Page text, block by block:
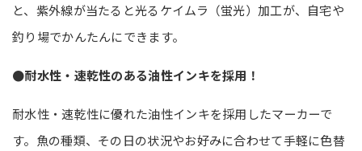
と、紫外線が当たると光るケイムラ（蛍光）加工が、自宅や
釣り場でかんたんにできます。
●耐水性・速乾性のある油性インキを採用！
耐水性・速乾性に優れた油性インキを採用したマーカーで
す。魚の種類、その日の状況やお好みに合わせて手軽に色替